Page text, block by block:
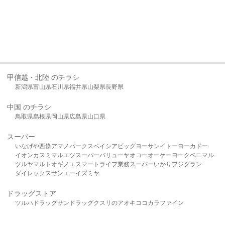
甲信越・北陸 のチラシ
新潟県富山県石川県福井県山梨県長野県
中国 のチラシ
鳥取県島根県岡山県広島県山口県
スーパー
いなげや西條アマノパークスベイシア ビッグヨーサンイトーヨーカドー
イオンカスミ マルエツスーパーバリューヤオコーオーケー ヨークベニマル
ツルヤマルト オギノ エスマート ライフ業務スーパーいかり フジグラン
ダイレックスサンエーイズミヤ
ドラッグストア
ツルハドラッグサンドラッグクスリのアオキ ココカラファイン